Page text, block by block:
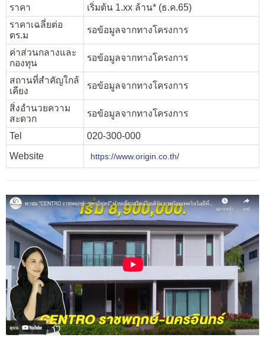
ราคา
เริ่มต้น 1.xx ล้าน* (ธ.ค.65)
ราคาเฉลี่ยต่อ
ตร.ม
รอข้อมูลจากทางโครงการ
ค่าส่วนกลางและ
กองทุน
รอข้อมูลจากทางโครงการ
สถานที่สำคัญใกล้
เคียง
รอข้อมูลจากทางโครงการ
สิ่งอำนวยความ
สะดวก
รอข้อมูลจากทางโครงการ
Tel
020-300-000
Website
https://www.origin.co.th/